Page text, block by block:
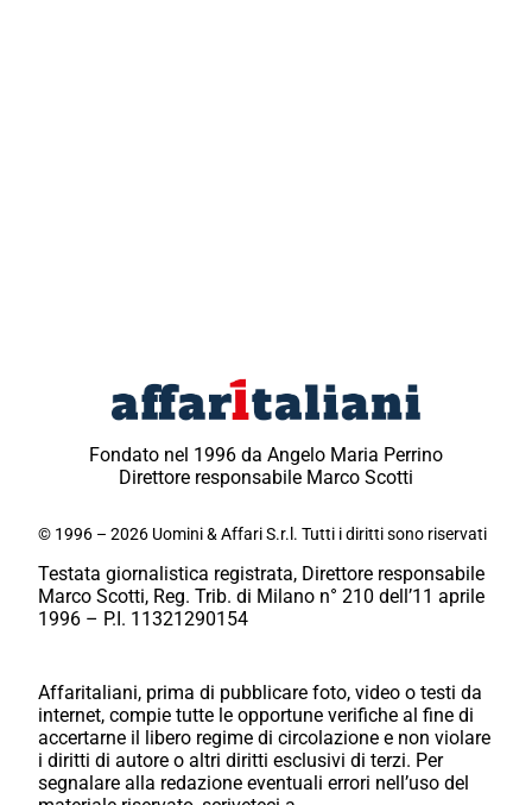
Fondato nel 1996 da Angelo Maria Perrino
Direttore responsabile Marco Scotti
© 1996 – 2026 Uomini & Affari S.r.l. Tutti i diritti sono riservati
Testata giornalistica registrata, Direttore responsabile
Marco Scotti, Reg. Trib. di Milano n° 210 dell’11 aprile
1996 – P.I. 11321290154
Affaritaliani, prima di pubblicare foto, video o testi da
internet, compie tutte le opportune verifiche al fine di
accertarne il libero regime di circolazione e non violare
i diritti di autore o altri diritti esclusivi di terzi. Per
segnalare alla redazione eventuali errori nell’uso del